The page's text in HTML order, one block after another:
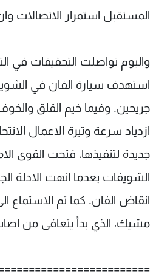
المستقبل استمرار الاتصالات
واليوم تواصلت التحقيقات في
استهدف سيارة الفان في
جريحين. وفيما خيم القلق
ازدياد سرعة وتيرة الاعمال
جديدة لتنفيذها، فتحت القوى
الشويفات بعدما انهت الادلة
انقاض الفان. كما تم الاستماع
مشيك، الذي بدأ يتعافى من